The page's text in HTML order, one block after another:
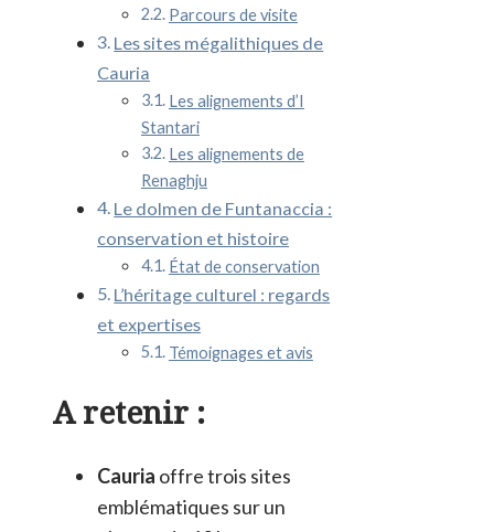
Parcours de visite
Les sites mégalithiques de
Cauria
Les alignements d’I
Stantari
Les alignements de
Renaghju
Le dolmen de Funtanaccia :
conservation et histoire
État de conservation
L’héritage culturel : regards
et expertises
Témoignages et avis
A retenir :
Cauria offre trois sites
emblématiques sur un